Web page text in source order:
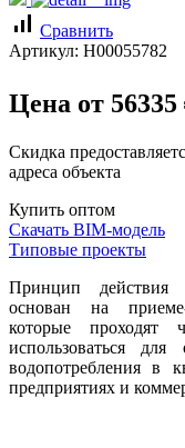
signal_cellular_alt Сравнить
Артикул: Н00055782
Цена от 56335
Скидка
адреса объекта
Купить оптом
Скачать BIM-модель
Типовые проекты
Принцип действия
основан на приеме-
которые
использоваться для
водопотребления в
предприятиях и